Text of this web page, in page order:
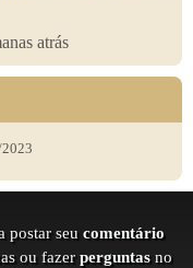
atrás
postar seu comentário
ou fazer perguntas no